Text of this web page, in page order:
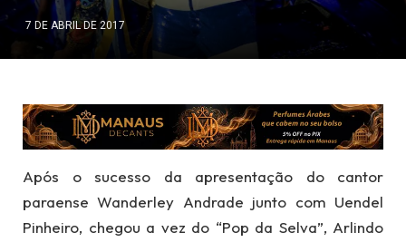
7 DE ABRIL DE 2017
Após o sucesso da apresentação do cantor
paraense Wanderley Andrade junto com Uendel
Pinheiro, chegou a vez do “Pop da Selva”, Arlindo